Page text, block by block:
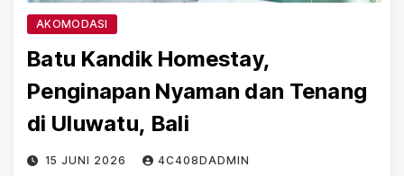
AKOMODASI
Batu Kandik Homestay,
Penginapan Nyaman dan Tenang
di Uluwatu, Bali
15 JUNI 2026 4C408DADMIN